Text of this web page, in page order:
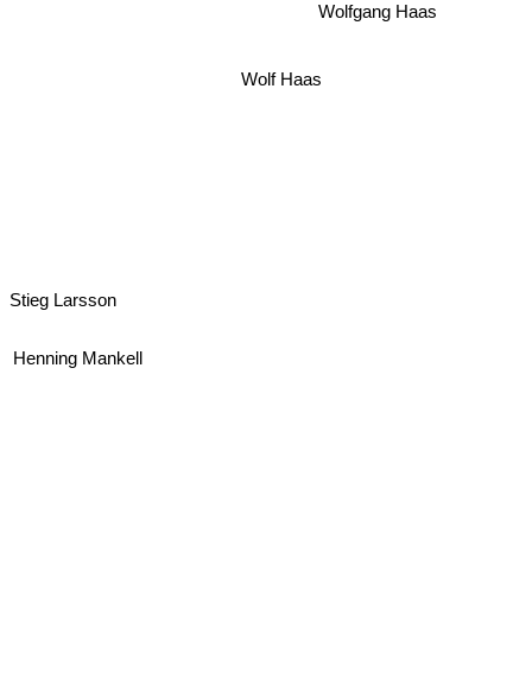
Wolf Haas
Wolfgang Haas
Stieg Larsson
Henning Mankell